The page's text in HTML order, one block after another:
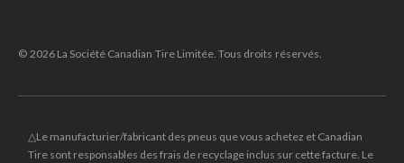
© 2026 La Société Canadian Tire Limitée. Tous droits réservés.
△Le manufacturier/fabricant des pneus que vous achetez et Canadian
Tire sont responsables des frais de recyclage inclus sur cette facture. Le